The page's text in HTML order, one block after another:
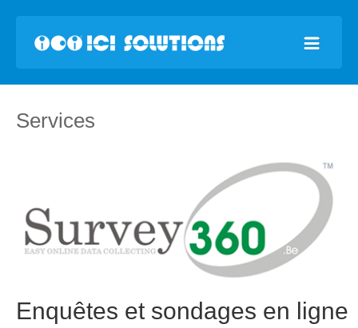
Services
Enquêtes et sondages en ligne